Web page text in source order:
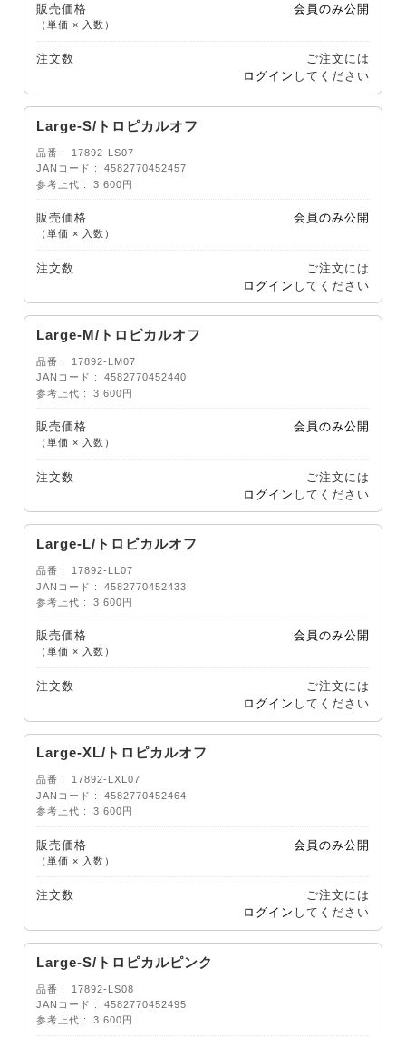
販売価格
（単価 × 入数）
会員のみ公開
注文数
ご注文には
ログイン してください
Large-S/トロピカルオフ
品番
17892-LS07
JANコード
4582770452457
参考上代
3,600円
販売価格
（単価 × 入数）
会員のみ公開
注文数
ご注文には
ログイン してください
Large-M/トロピカルオフ
品番
17892-LM07
JANコード
4582770452440
参考上代
3,600円
販売価格
（単価 × 入数）
会員のみ公開
注文数
ご注文には
ログイン してください
Large-L/トロピカルオフ
品番
17892-LL07
JANコード
4582770452433
参考上代
3,600円
販売価格
（単価 × 入数）
会員のみ公開
注文数
ご注文には
ログイン してください
Large-XL/トロピカルオフ
品番
17892-LXL07
JANコード
4582770452464
参考上代
3,600円
販売価格
（単価 × 入数）
会員のみ公開
注文数
ご注文には
ログイン してください
Large-S/トロピカルピンク
品番
17892-LS08
JANコード
4582770452495
参考上代
3,600円